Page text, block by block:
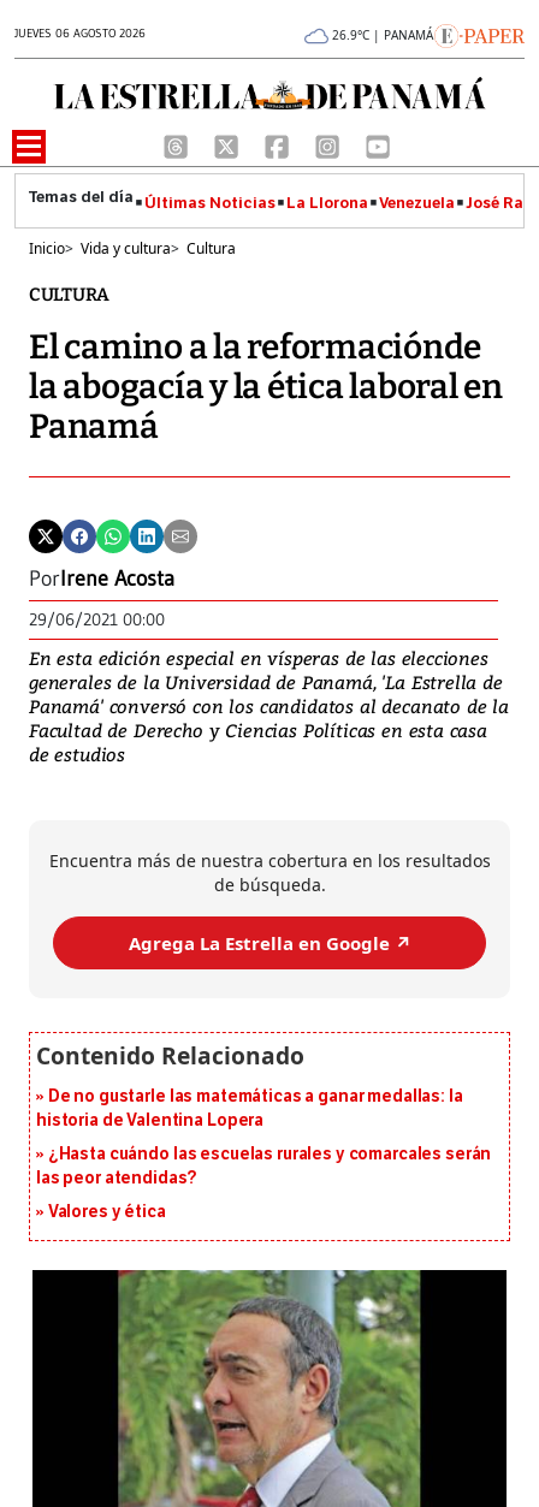
JUEVES 06 AGOSTO 2026 26.9°C | PANAMÁ
Últimas Noticias La Llorona Venezuela José
Inicio> Vida y cultura> Cultura
CULTURA
El camino a la reformaciónde
la abogacía y la ética laboral en
Panamá
PorIrene Acosta
29/06/2021 00:00
En esta edición especial en vísperas de las elecciones
generales de la Universidad de Panamá, 'La Estrella de
Panamá' conversó con los candidatos al decanato de la
Facultad de Derecho y Ciencias Políticas en esta casa
de estudios
Encuentra más de nuestra cobertura en los resultados
de búsqueda.
Agrega La Estrella en Google ↗️
De no gustarle las matemáticas a ganar medallas: la
historia de Valentina Lopera
¿Hasta cuándo las escuelas rurales y comarcales serán
las peor atendidas?
Valores y ética